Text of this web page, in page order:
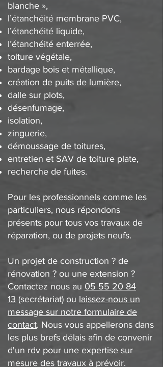
blanche »,
l’étanchéité membrane PVC,
l’étanchéité liquide,
l’étanchéité enterrée,
toiture végétale,
bardage bois et métallique,
création de puits de lumière,
dalle sur plots,
désenfumage,
isolation,
zinguerie,
démoussage de toitures,
entretien et SAV de toiture plate,
recherche de fuites.
Pour les professionnels comme les
particuliers, nous répondons
présents pour tous vos travaux de
réparation, ou de projets neufs.
Un projet de construction ? de
rénovation ? ou une extension ?
Contactez nous au 05 55 20 84
13 (secrétariat) ou laissez-nous un
message sur notre formulaire de
contact. Nous vous appellerons dans
les plus brefs délais afin de convenir
d'un rdv pour une expertise sur
mesure des travaux à prévoir.